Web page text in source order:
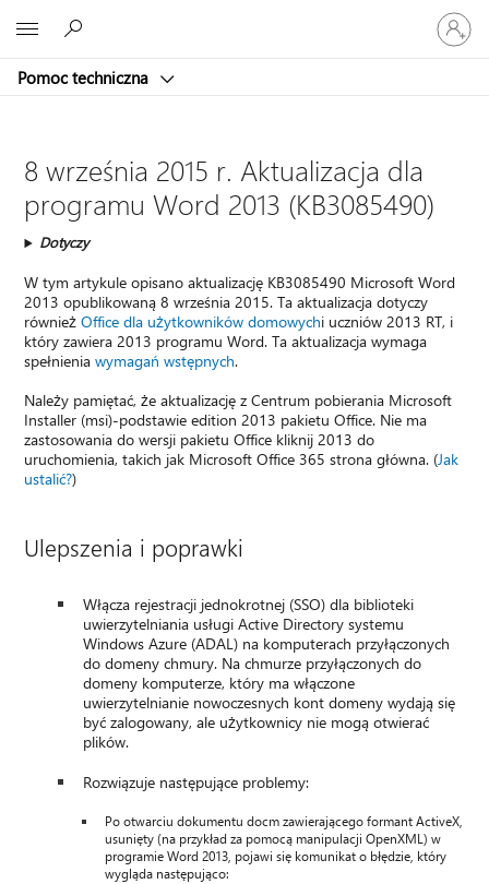
Pomoc techniczna
Zaloguj
się
do
konta
8 września 2015 r. Aktualizacja dla
programu Word 2013 (KB3085490)
Dotyczy
W tym artykule opisano aktualizację KB3085490 Microsoft Word
2013 opublikowaną 8 września 2015. Ta aktualizacja dotyczy
równieżOffice dla użytkowników domowychi uczniów 2013 RT, i
który zawiera 2013 programu Word. Ta aktualizacja wymaga
spełnieniawymagań wstępnych.
Należy pamiętać, że aktualizację z Centrum pobierania Microsoft
Installer (msi)-podstawie edition 2013 pakietu Office. Nie ma
zastosowania do wersji pakietu Office kliknij 2013 do
uruchomienia, takich jak Microsoft Office 365 strona główna. (Jak
ustalić?)
Ulepszenia i poprawki
Włącza rejestracji jednokrotnej (SSO) dla biblioteki
uwierzytelniania usługi Active Directory systemu
Windows Azure (ADAL) na komputerach przyłączonych
do domeny chmury. Na chmurze przyłączonych do
domeny komputerze, który ma włączone
uwierzytelnianie nowoczesnych kont domeny wydają się
być zalogowany, ale użytkownicy nie mogą otwierać
plików.
Rozwiązuje następujące problemy:
Po otwarciu dokumentu docm zawierającego formant ActiveX,
usunięty (na przykład za pomocą manipulacji OpenXML) w
programie Word 2013, pojawi się komunikat o błędzie, który
wygląda następująco: